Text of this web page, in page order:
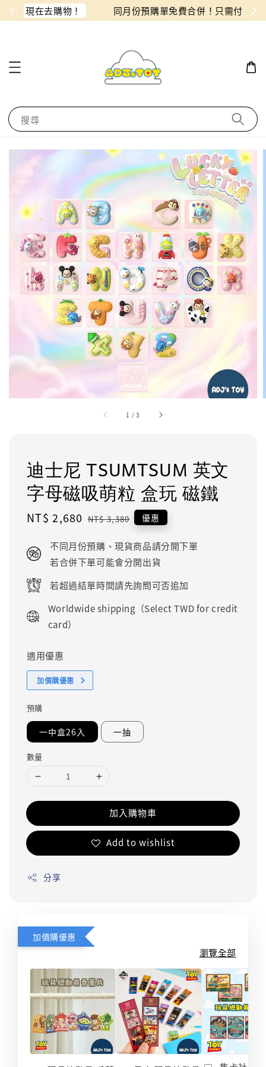
！ 同月份預購單免費合併！只需付一筆運費
搜尋
1 /3
迪士尼 TSUMTSUM 英文
字母磁吸萌粒 盒玩 磁鐵
Sale
NT$ 2,680 Regular
NT$ 3,380 優惠
不同月份預購、現貨商品請分開下單
若合併下單可能會分開出貨
若超過結單時間請先詢問可否追加
Worldwide shipping（Select TWD for credit
card）
適用優惠
加價購優惠
預購
一中盒26入 一抽
數量
加入購物車
Add to wishlist
分享
加價購優惠
瀏覽全部